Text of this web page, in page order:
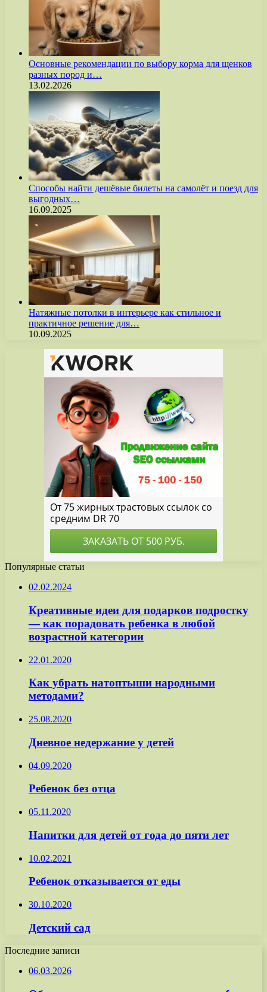
Основные рекомендации по выбору корма для щенков
разных пород и…
13.02.2026
Способы найти дешёвые билеты на самолёт и поезд для
выгодных…
16.09.2025
Натяжные потолки в интерьере как стильное и
практичное решение для…
10.09.2025
Популярные статьи
02.02.2024
Креативные идеи для подарков подростку
— как порадовать ребенка в любой
возрастной категории
22.01.2020
Как убрать натоптыши народными
методами?
25.08.2020
Дневное недержание у детей
04.09.2020
Ребенок без отца
05.11.2020
Напитки для детей от года до пяти лет
10.02.2021
Ребенок отказывается от еды
30.10.2020
Детский сад
Последние записи
06.03.2026